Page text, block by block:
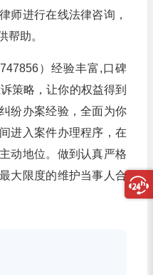
师进行在线法律咨询，
帮助。
）经验丰富,口碑
策略，让你的权益得到
纷办案经验，全面为你
进入案件办理程序，在
动地位。做到认真严格
大限度的维护当事人合